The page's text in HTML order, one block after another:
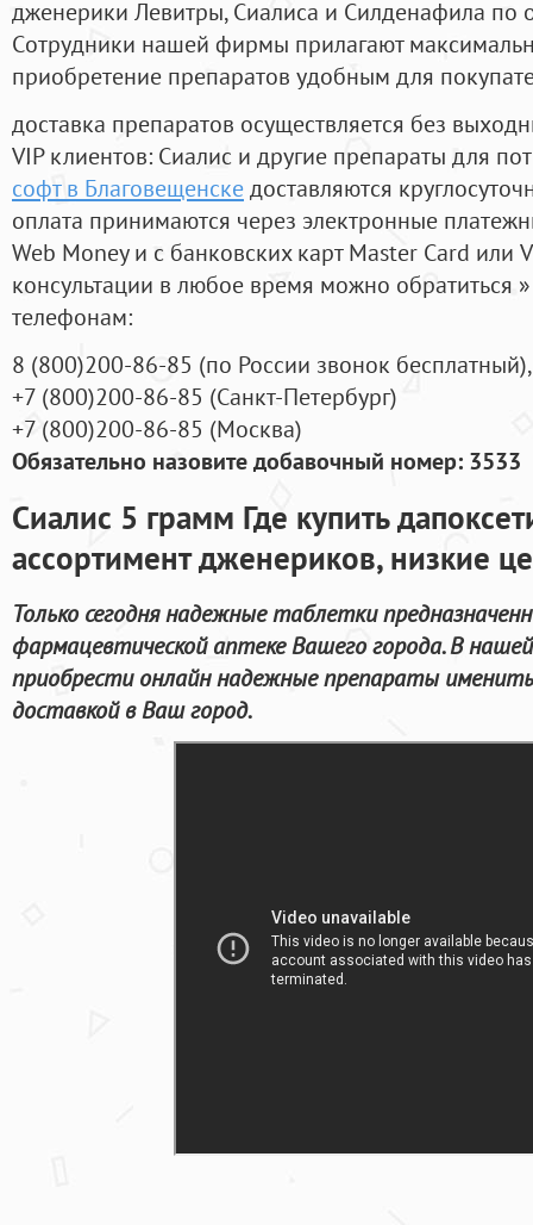
дженерики Левитры, Сиалиса и Силденафила по
Cотрудники нашей фирмы прилагают
приобретение препаратов удобным для
доставка препаратов осуществляется без
VIP клиентов: Сиалис и другие препараты для
софт в Благовещенскедоставляются
оплата принимаются через электронные
Web Money и с банковских карт Master Card или
консультации в любое время можно обратиться
телефонам:
8 (800)200-86-85 (по России звонок бесплатный),
+7 (800)200-86-85 (Санкт-Петербург)
+7 (800)200-86-85 (Москва)
Обязательно назовите добавочный номер: 3533
Сиалис 5 грамм Где купить
ассортимент дженериков, низкие
Только сегодня надежные таблетки
фармацевтической аптеке Вашего города. В
приобрести онлайн надежные препараты
доставкой в Ваш город.